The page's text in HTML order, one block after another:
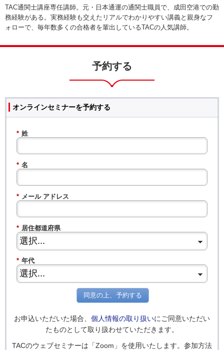
TAC通関士講座専任講師。元・日本通運の通関士職員で、成田空港での勤
務経験がある。実務経験も交えたリアルでわかりやすい講義と親身なフ
ォローで、毎年数多くの合格者を輩出しているTACの人気講師。
予約する
オンラインセミナーを予約する
* 姓
* 名
* メール アドレス
* 居住都道府県
* 年代
同意の上、予約する
お申込いただいた場合、 個人情報の取り扱いにご同意いただい
たものとして取り扱わせていただきます。
TACのウェブセミナーは「Zoom」を使用いたします。参加方法